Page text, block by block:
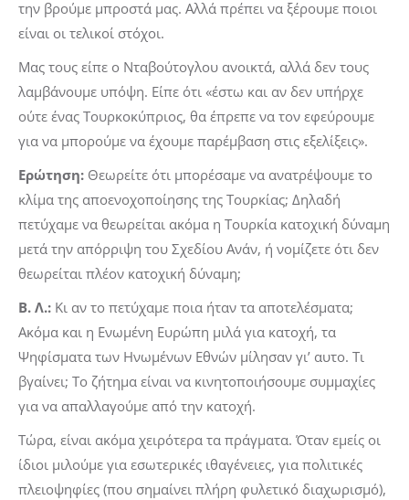
την βρούμε μπροστά μας. Αλλά πρέπει να ξέρουμε ποιοι
είναι οι τελικοί στόχοι.
Μας τους είπε ο Νταβούτογλου ανοικτά, αλλά δεν τους
λαμβάνουμε υπόψη. Είπε ότι «έστω και αν δεν υπήρχε
ούτε ένας Τουρκοκύπριος, θα έπρεπε να τον εφεύρουμε
για να μπορούμε να έχουμε παρέμβαση στις εξελίξεις».
Ερώτηση: Θεωρείτε ότι μπορέσαμε να ανατρέψουμε το
κλίμα της αποενοχοποίησης της Τουρκίας; Δηλαδή
πετύχαμε να θεωρείται ακόμα η Τουρκία κατοχική δύναμη
μετά την απόρριψη του Σχεδίου Ανάν, ή νομίζετε ότι δεν
θεωρείται πλέον κατοχική δύναμη;
Β. Λ.: Κι αν το πετύχαμε ποια ήταν τα αποτελέσματα;
Ακόμα και η Ενωμένη Ευρώπη μιλά για κατοχή, τα
Ψηφίσματα των Ηνωμένων Εθνών μίλησαν γι’ αυτο. Τι
βγαίνει; Το ζήτημα είναι να κινητοποιήσουμε συμμαχίες
για να απαλλαγούμε από την κατοχή.
Τώρα, είναι ακόμα χειρότερα τα πράγματα. Όταν εμείς οι
ίδιοι μιλούμε για εσωτερικές ιθαγένειες, για πολιτικές
πλειοψηφίες (που σημαίνει πλήρη φυλετικό διαχωρισμό),